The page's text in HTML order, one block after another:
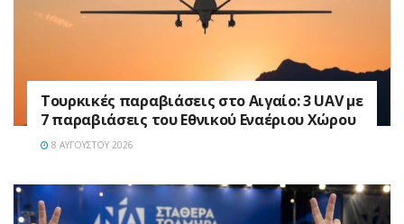
Τουρκικές παραβιάσεις στο Αιγαίο: 3 UAV με
7 παραβιάσεις του Εθνικού Εναέριου Χώρου
8 ΑΥΓΟΎΣΤΟΥ 2026